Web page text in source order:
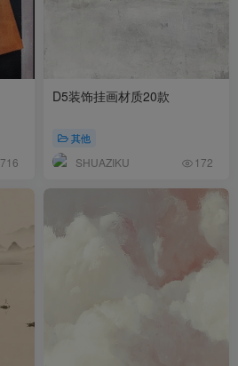
716
D5装饰挂画材质20款
其他
SHUAZIKU 172